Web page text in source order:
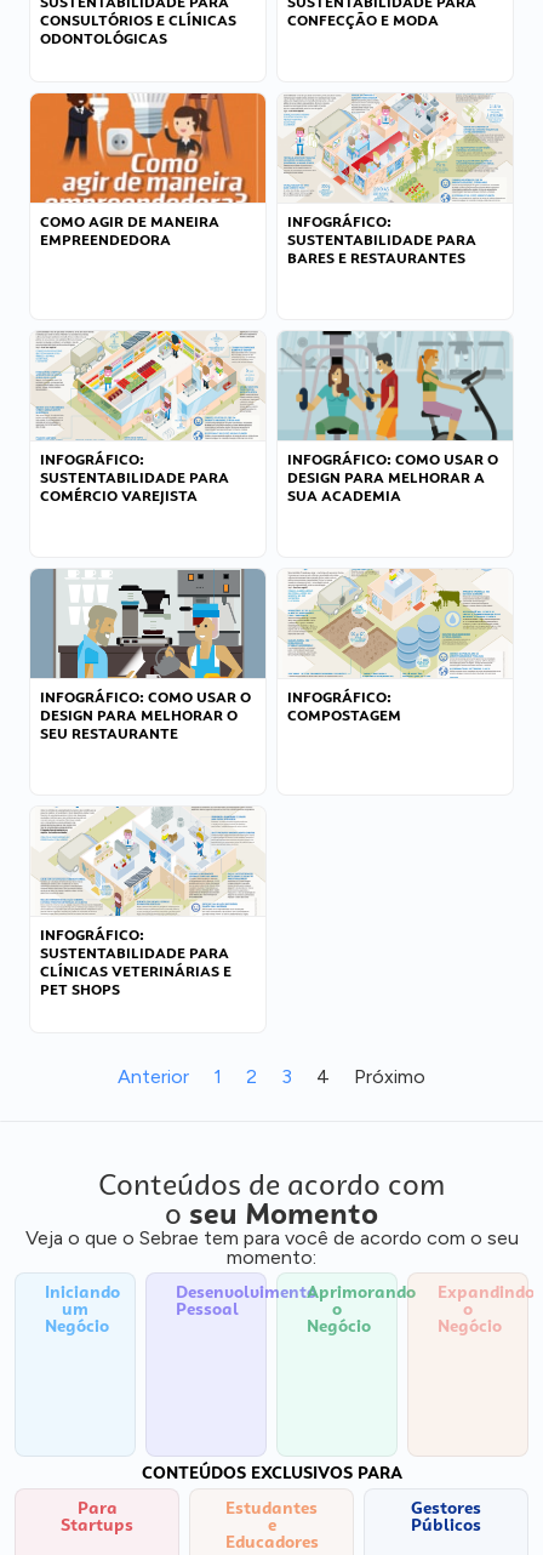
CONSULTÓRIOS E CLÍNICAS
ODONTOLÓGICAS
CONFECÇÃO E MODA
COMO AGIR DE MANEIRA
EMPREENDEDORA
INFOGRÁFICO:
SUSTENTABILIDADE PARA
BARES E RESTAURANTES
INFOGRÁFICO:
SUSTENTABILIDADE PARA
COMÉRCIO VAREJISTA
INFOGRÁFICO: COMO USAR O
DESIGN PARA MELHORAR A
SUA ACADEMIA
INFOGRÁFICO: COMO USAR O
DESIGN PARA MELHORAR O
SEU RESTAURANTE
INFOGRÁFICO:
COMPOSTAGEM
INFOGRÁFICO:
SUSTENTABILIDADE PARA
CLÍNICAS VETERINÁRIAS E
PET SHOPS
Anterior 1 2 3 4 Próximo
Conteúdos de acordo com
o seu Momento
Veja o que o Sebrae tem para você de acordo com o seu
momento:
Iniciando
um
Negócio
Desenvolvimento
Pessoal
Aprimorando
o
Negócio
Expandindo
o
Negócio
CONTEÚDOS EXCLUSIVOS PARA
Para
Startups
Estudantes
e
Educadores
Gestores
Públicos